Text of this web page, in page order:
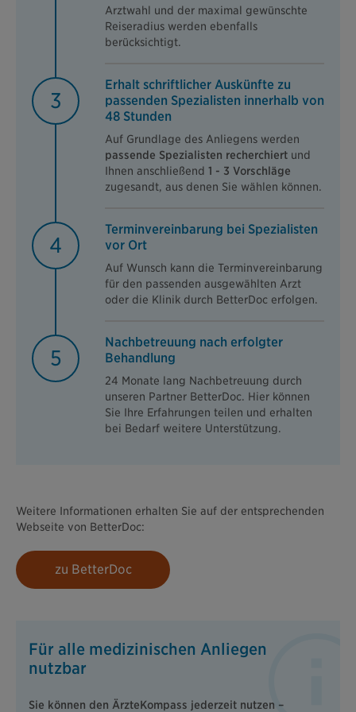
Arztwahl und der maximal gewünschte
Reiseradius werden ebenfalls
berücksichtigt.
3
Erhalt schriftlicher Auskünfte zu
passenden Spezialisten innerhalb von
48 Stunden
Auf Grundlage des Anliegens werden
passende Spezialisten recherchiert und
Ihnen anschließend 1 - 3 Vorschläge
zugesandt, aus denen Sie wählen können.
4
Terminvereinbarung bei Spezialisten
vor Ort
Auf Wunsch kann die Terminvereinbarung
für den passenden ausgewählten Arzt
oder die Klinik durch BetterDoc erfolgen.
5
Nachbetreuung nach erfolgter
Behandlung
24 Monate lang Nachbetreuung durch
unseren Partner BetterDoc. Hier können
Sie Ihre Erfahrungen teilen und erhalten
bei Bedarf weitere Unterstützung.
Weitere Informationen erhalten Sie auf der entsprechenden
Webseite von BetterDoc:
zu BetterDoc
Für alle medizinischen Anliegen
nutzbar
Sie können den ÄrzteKompass jederzeit nutzen –